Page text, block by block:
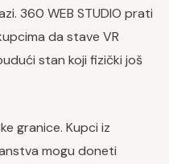
360 WEB STUDIO prati
da stave VR
stan koji fizički još
granice. Kupci iz
mogu doneti